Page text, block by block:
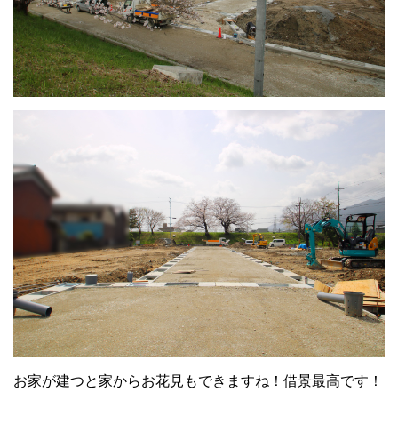
お家が建つと家からお花見もできますね！借景最高です！